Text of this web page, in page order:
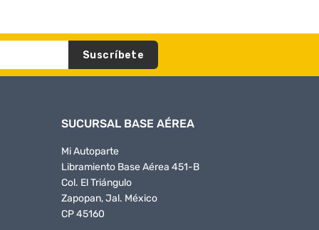
Suscríbete
SUCURSAL BASE AÉREA
Mi Autoparte
Libramiento Base Aérea 451-B
Col. El Triángulo
Zapopan, Jal. México
CP 45160